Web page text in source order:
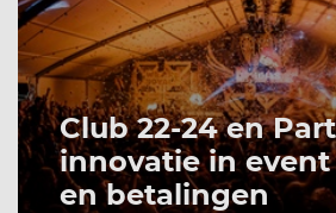
Club 22-24 en
innovatie in
en betalingen